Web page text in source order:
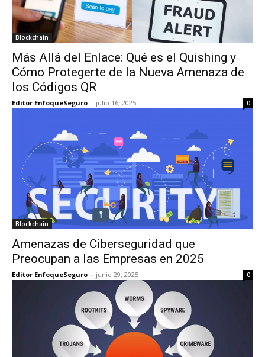
Blockchain
Más Allá del Enlace: Qué es el Quishing y
Cómo Protegerte de la Nueva Amenaza de
los Códigos QR
Editor EnfoqueSeguro - julio 16, 2025 0
Blockchain
Amenazas de Ciberseguridad que
Preocupan a las Empresas en 2025
Editor EnfoqueSeguro - junio 29, 2025 0